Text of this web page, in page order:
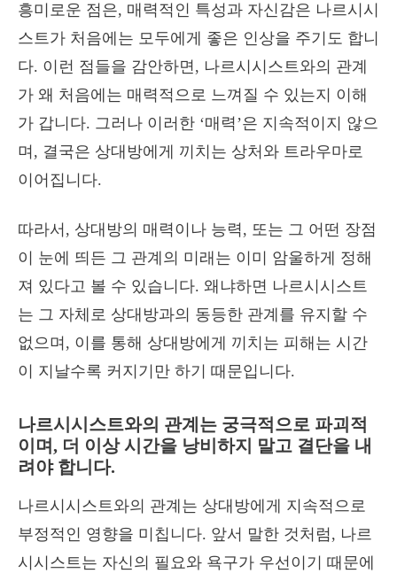
흥미로운 점은, 매력적인 특성과 자신감은 나르시시
스트가 처음에는 모두에게 좋은 인상을 주기도 합니
다. 이런 점들을 감안하면, 나르시시스트와의 관계
가 왜 처음에는 매력적으로 느껴질 수 있는지 이해
가 갑니다. 그러나 이러한 ‘매력’은 지속적이지 않으
며, 결국은 상대방에게 끼치는 상처와 트라우마로
이어집니다.
따라서, 상대방의 매력이나 능력, 또는 그 어떤 장점
이 눈에 띄든 그 관계의 미래는 이미 암울하게 정해
져 있다고 볼 수 있습니다. 왜냐하면 나르시시스트
는 그 자체로 상대방과의 동등한 관계를 유지할 수
없으며, 이를 통해 상대방에게 끼치는 피해는 시간
이 지날수록 커지기만 하기 때문입니다.
나르시시스트와의 관계는 궁극적으로 파괴적
이며, 더 이상 시간을 낭비하지 말고 결단을 내
려야 합니다.
나르시시스트와의 관계는 상대방에게 지속적으로
부정적인 영향을 미칩니다. 앞서 말한 것처럼, 나르
시시스트는 자신의 필요와 욕구가 우선이기 때문에